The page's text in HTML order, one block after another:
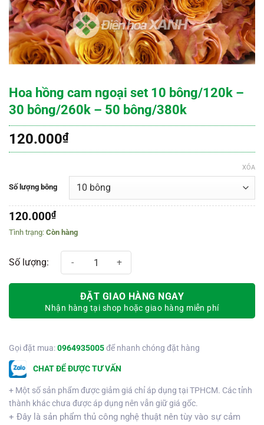
Hoa hồng cam ngoại set 10 bông/120k –
30 bông/260k – 50 bông/380k
120.000₫
Số lượng bông
XÓA
120.000₫
Còn hàng
Hoa hồng cam ngoại set 10 bông/120k - 30 bông/260k - 50 bông/
ĐẶT GIAO HÀNG NGAY
Nhận hàng tại shop hoặc giao hàng miễn phí
Gọi đặt mua:0964935005để nhanh chóng đặt hàng
CHAT ĐỂ ĐƯỢC TƯ VẤN
+ Một số sản phẩm được giảm giá chỉ áp dụng tại TPHCM. Các tỉnh
thành khác chưa được áp dụng nên vẫn giữ giá gốc.
+ Đây là sản phẩm thủ công nghệ thuật nên tùy vào sự cảm